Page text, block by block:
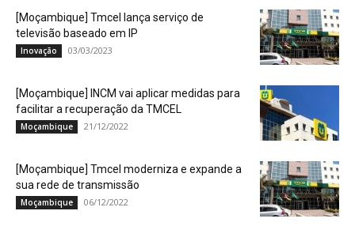
[Moçambique] Tmcel lança serviço de
televisão baseado em IP
Inovação 03/03/2023
[Moçambique] INCM vai aplicar medidas para
facilitar a recuperação da TMCEL
Moçambique 21/12/2022
[Moçambique] Tmcel moderniza e expande a
sua rede de transmissão
Moçambique 06/12/2022